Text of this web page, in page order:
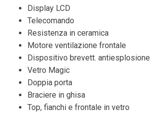
Display LCD
Telecomando
Resistenza in ceramica
Motore ventilazione frontale
Dispositivo brevett. antiesplosione
Vetro Magic
Doppia porta
Braciere in ghisa
Top, fianchi e frontale in vetro